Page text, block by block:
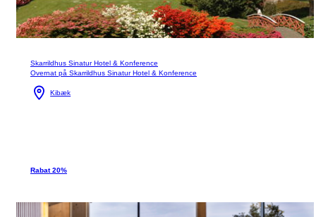
Skarrildhus Sinatur Hotel & Konference
Overnat på Skarrildhus Sinatur Hotel & Konference
Kibæk
Rabat 20%